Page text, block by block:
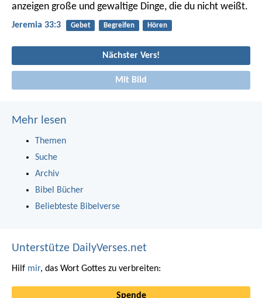
anzeigen große und gewaltige Dinge, die du nicht weißt.
Jeremia 33:3 Gebet Begreifen Hören
Nächster Vers!
Mit Bild
Mehr lesen
Themen
Suche
Archiv
Bibel Bücher
Beliebteste Bibelverse
Unterstütze DailyVerses.net
Hilf mir, das Wort Gottes zu verbreiten:
Spende